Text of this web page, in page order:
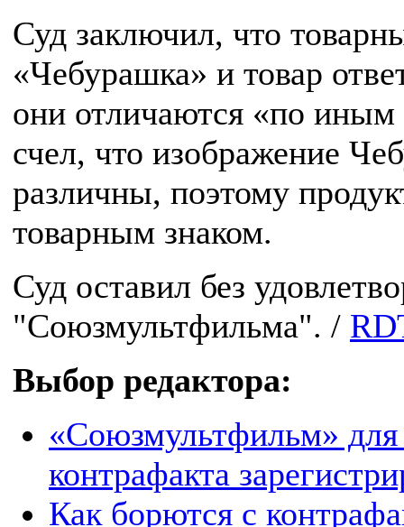
Суд заключил, что
«Чебурашка» и товар
они отличаются «по
счел, что изображение
различны, поэтому
товарным знаком.
Суд оставил без
"Союзмультфильма". /
Выбор редактора:
«Союзмультфильм»
контрафакта
Как борются с